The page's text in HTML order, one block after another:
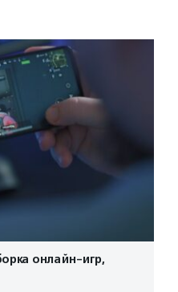
онлайн-игр,